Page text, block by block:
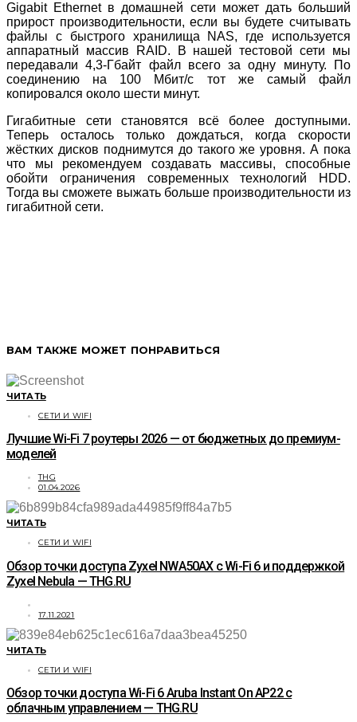
Gigabit Ethernet в домашней сети может дать больший
прирост производительности, если вы будете считывать
файлы с быстрого хранилища NAS, где используется
аппаратный массив RAID. В нашей тестовой сети мы
передавали 4,3-Гбайт файл всего за одну минуту. По
соединению на 100 Мбит/с тот же самый файл
копировался около шести минут.
Гигабитные сети становятся всё более доступными.
Теперь осталось только дождаться, когда скорости
жёстких дисков поднимутся до такого же уровня. А пока
что мы рекомендуем создавать массивы, способные
обойти ограничения современных технологий HDD.
Тогда вы сможете выжать больше производительности из
гигабитной сети.
ВАМ ТАКЖЕ МОЖЕТ ПОНРАВИТЬСЯ
ЧИТАТЬ
СЕТИ И WIFI
Лучшие Wi-Fi 7 роутеры 2026 — от бюджетных до премиум-
моделей
THG
01.04.2026
ЧИТАТЬ
СЕТИ И WIFI
Обзор точки доступа Zyxel NWA50AX с Wi-Fi 6 и поддержкой
Zyxel Nebula — THG.RU
17.11.2021
ЧИТАТЬ
СЕТИ И WIFI
Обзор точки доступа Wi-Fi 6 Aruba Instant On AP22 с
облачным управлением — THG.RU